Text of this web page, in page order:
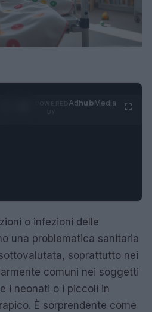
AdhubMedia
o infezioni delle
una problematica sanitaria
soprattutto nei
comuni nei soggetti
i neonati o i piccoli in
È sorprendente come